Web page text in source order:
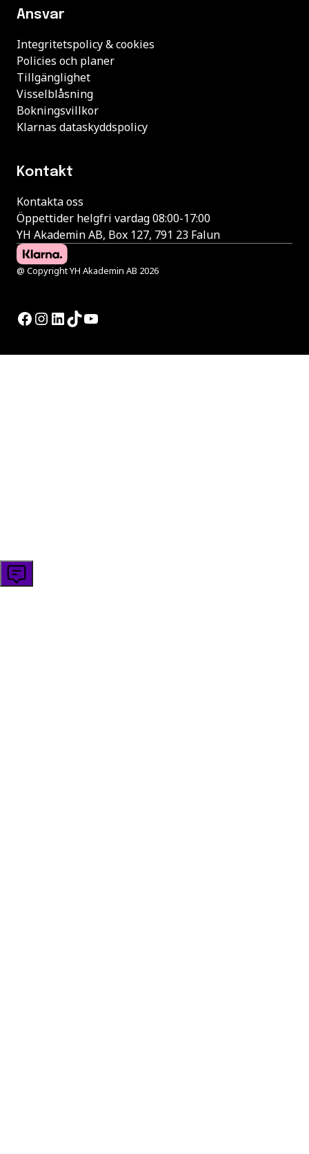
Ansvar
Integritetspolicy & cookies
Policies och planer
Tillgänglighet
Visselblåsning
Bokningsvillkor
Klarnas dataskyddspolicy
Kontakt
Kontakta oss
Öppettider helgfri vardag 08:00-17:00
YH Akademin AB, Box 127, 791 23 Falun
@ Copyright YH Akademin AB 2026
Facebook
Instagram
LinkedIn
TikTok
YouTube